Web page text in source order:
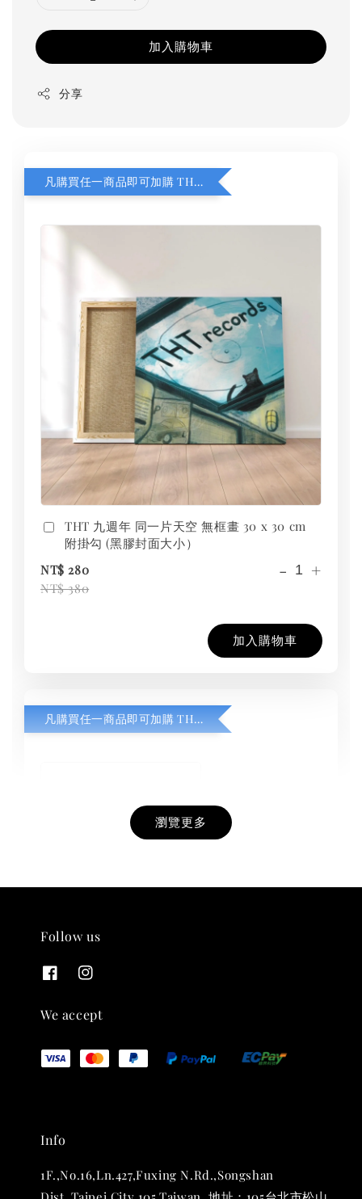
加入購物車
分享
凡購買任一商品即可加購 THT 九週年 同一片天空 無框畫 30 x 30 cm 附掛勾 (黑膠封面大小）
THT 九週年 同一片天空 無框畫 30 x 30 cm
附掛勾 (黑膠封面大小）
NT$ 280
NT$ 380
- +
加入購物車
凡購買任一商品即可加購 THT 九週年紀念 T-shirt
THT 九週年紀念 T-shirt
NT$ 880
加入購物車
瀏覽更多
Follow us
We accept
Info
1F.,No.16,Ln.427,Fuxing N.Rd.,Songshan